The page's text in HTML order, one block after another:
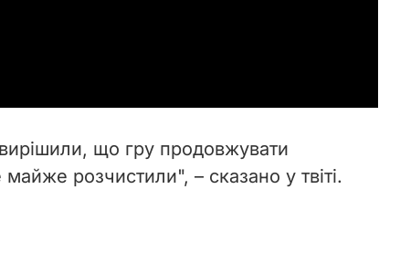
i
що гру продовжувати
розчистили", – сказано у твіті.